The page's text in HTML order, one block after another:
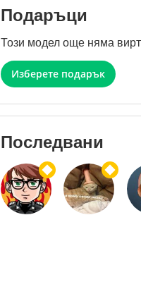
Подаръци
Този модел още няма
Изберете подарък
Последвани